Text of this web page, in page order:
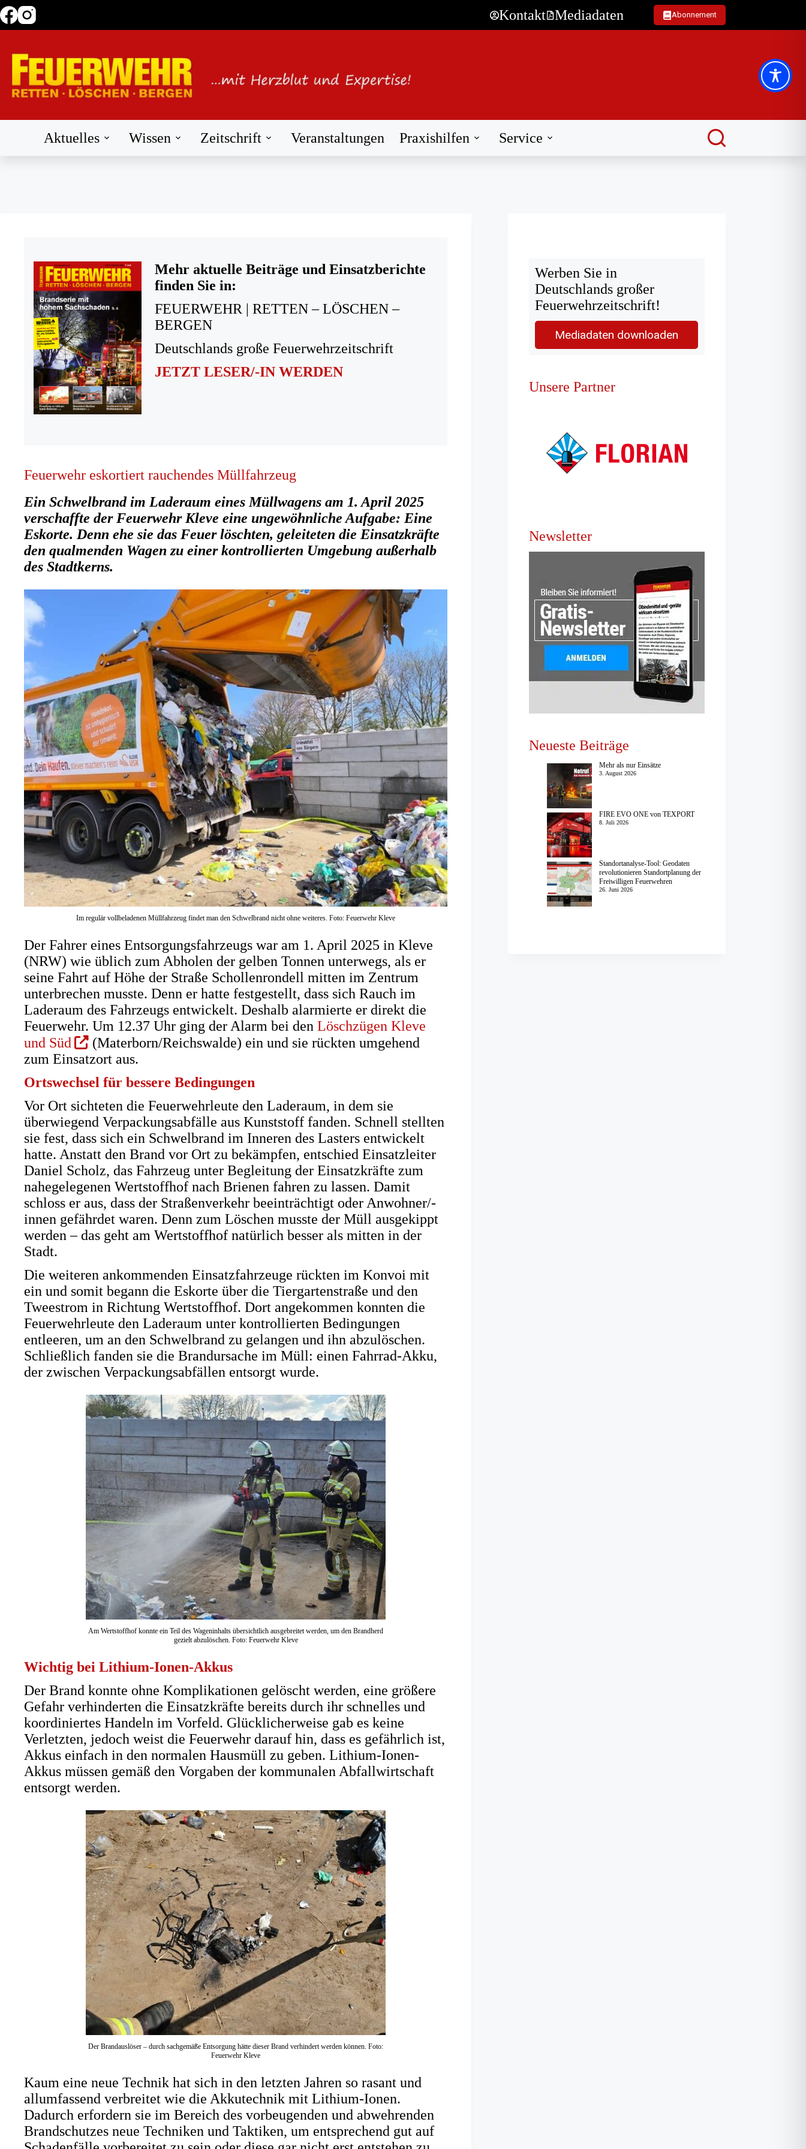
Zum
Inhalt
Kontakt Mediadaten Abonnement
Aktuelles Wissen Zeitschrift Veranstaltungen Praxishilfen Service
Mehr aktuelle Beiträge und Einsatzberichte
finden Sie in:
FEUERWEHR | RETTEN – LÖSCHEN –
BERGEN
Deutschlands große Feuerwehrzeitschrift
JETZT LESER/-IN WERDEN
Feuerwehr eskortiert rauchendes Müllfahrzeug
Ein Schwelbrand im Laderaum eines Müllwagens am 1. April 2025
verschaffte der Feuerwehr Kleve eine ungewöhnliche Aufgabe: Eine
Eskorte. Denn ehe sie das Feuer löschten, geleiteten die Einsatzkräfte
den qualmenden Wagen zu einer kontrollierten Umgebung außerhalb
des Stadtkerns.
Im regulär vollbeladenen Müllfahrzeug findet man den Schwelbrand nicht ohne weiteres. Foto: Feuerwehr Kleve
Der Fahrer eines Entsorgungsfahrzeugs war am 1. April 2025 in Kleve
(NRW) wie üblich zum Abholen der gelben Tonnen unterwegs, als er
seine Fahrt auf Höhe der Straße Schollenrondell mitten im Zentrum
unterbrechen musste. Denn er hatte festgestellt, dass sich Rauch im
Laderaum des Fahrzeugs entwickelt. Deshalb alarmierte er direkt die
Feuerwehr. Um 12.37 Uhr ging der Alarm bei den Löschzügen Kleve
und Süd(Öffnet
in
einem
neuen
Tab)
(Materborn/Reichswalde) ein und sie rückten umgehend
zum Einsatzort aus.
Ortswechsel für bessere Bedingungen
Vor Ort sichteten die Feuerwehrleute den Laderaum, in dem sie
überwiegend Verpackungsabfälle aus Kunststoff fanden. Schnell stellten
sie fest, dass sich ein Schwelbrand im Inneren des Lasters entwickelt
hatte. Anstatt den Brand vor Ort zu bekämpfen, entschied Einsatzleiter
Daniel Scholz, das Fahrzeug unter Begleitung der Einsatzkräfte zum
nahegelegenen Wertstoffhof nach Brienen fahren zu lassen. Damit
schloss er aus, dass der Straßenverkehr beeinträchtigt oder Anwohner/-
innen gefährdet waren. Denn zum Löschen musste der Müll ausgekippt
werden – das geht am Wertstoffhof natürlich besser als mitten in der
Stadt.
Die weiteren ankommenden Einsatzfahrzeuge rückten im Konvoi mit
ein und somit begann die Eskorte über die Tiergartenstraße und den
Tweestrom in Richtung Wertstoffhof. Dort angekommen konnten die
Feuerwehrleute den Laderaum unter kontrollierten Bedingungen
entleeren, um an den Schwelbrand zu gelangen und ihn abzulöschen.
Schließlich fanden sie die Brandursache im Müll: einen Fahrrad-Akku,
der zwischen Verpackungsabfällen entsorgt wurde.
Am Wertstoffhof konnte ein Teil des Wageninhalts übersichtlich ausgebreitet werden, um den Brandherd
gezielt abzulöschen. Foto: Feuerwehr Kleve
Wichtig bei Lithium-Ionen-Akkus
Der Brand konnte ohne Komplikationen gelöscht werden, eine größere
Gefahr verhinderten die Einsatzkräfte bereits durch ihr schnelles und
koordiniertes Handeln im Vorfeld. Glücklicherweise gab es keine
Verletzten, jedoch weist die Feuerwehr darauf hin, dass es gefährlich ist,
Akkus einfach in den normalen Hausmüll zu geben. Lithium-Ionen-
Akkus müssen gemäß den Vorgaben der kommunalen Abfallwirtschaft
entsorgt werden.
Der Brandauslöser – durch sachgemäße Entsorgung hätte dieser Brand verhindert werden können. Foto:
Feuerwehr Kleve
Kaum eine neue Technik hat sich in den letzten Jahren so rasant und
allumfassend verbreitet wie die Akkutechnik mit Lithium-Ionen.
Dadurch erfordern sie im Bereich des vorbeugenden und abwehrenden
Brandschutzes neue Techniken und Taktiken, um entsprechend gut auf
Werben Sie in
Deutschlands großer
Feuerwehrzeitschrift!
Mediadaten downloaden
Unsere Partner
Newsletter
Neueste Beiträge
Mehr als nur Einsätze
3. August 2026
FIRE EVO ONE von TEXPORT
8. Juli 2026
Standortanalyse-Tool: Geodaten
revolutionieren Standortplanung der
Freiwilligen Feuerwehren
26. Juni 2026